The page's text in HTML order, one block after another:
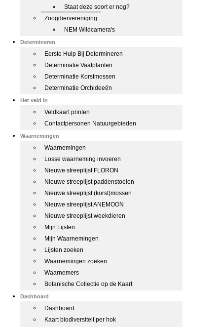
Staat deze soort er nog?
Zoogdiervereniging
NEM Wildcamera's
Determineren
Eerste Hulp Bij Determineren
Determinatie Vaatplanten
Determinatie Korstmossen
Determinatie Orchideeën
Het veld in
Veldkaart printen
Contactpersonen Natuurgebieden
Waarnemingen
Waarnemingen
Losse waarneming invoeren
Nieuwe streeplijst FLORON
Nieuwe streeplijst paddenstoelen
Nieuwe streeplijst (korst)mossen
Nieuwe streeplijst ANEMOON
Nieuwe streeplijst weekdieren
Mijn Lijsten
Mijn Waarnemingen
Lijsten zoeken
Waarnemingen zoeken
Waarnemers
Botanische Collectie op de Kaart
Dashboard
Dashboard
Kaart biodiversiteit per hok